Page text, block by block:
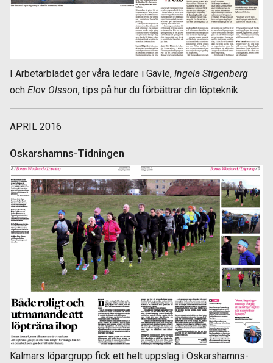
I Arbetarbladet ger våra ledare i Gävle, Ingela Stigenberg
och Elov Olsson, tips på hur du förbättrar din löpteknik.
APRIL 2016
Oskarshamns-Tidningen
Kalmars löpargrupp fick ett helt uppslag i Oskarshamns-